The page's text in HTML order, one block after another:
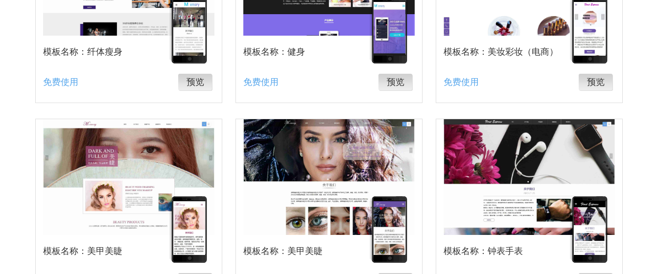
模板名称：纤体瘦身
免费使用 预览
模板名称：健身
免费使用 预览
模板名称：美妆彩妆（电商）
免费使用 预览
模板名称：美甲美睫 模板名称：美甲美睫 模板名称：钟表手表